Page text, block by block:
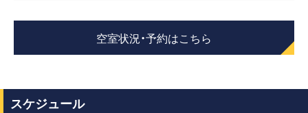
空室状況・予約はこちら
スケジュール